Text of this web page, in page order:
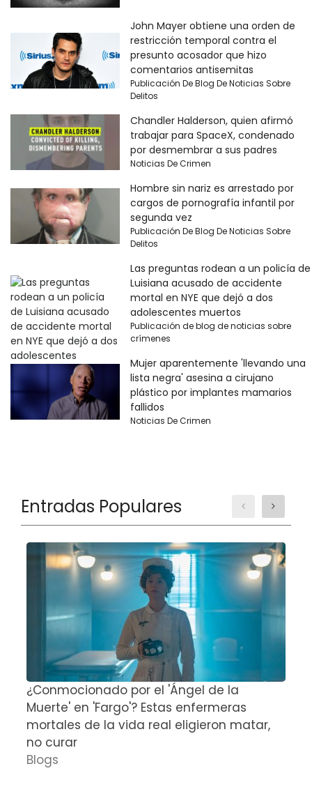
John Mayer obtiene una orden de
restricción temporal contra el
presunto acosador que hizo
comentarios antisemitas
Publicación De Blog De Noticias Sobre
Delitos
Chandler Halderson, quien afirmó
trabajar para SpaceX, condenado
por desmembrar a sus padres
Noticias De Crimen
Hombre sin nariz es arrestado por
cargos de pornografía infantil por
segunda vez
Publicación De Blog De Noticias Sobre
Delitos
Las preguntas rodean a un policía de
Luisiana acusado de accidente
mortal en NYE que dejó a dos
adolescentes muertos
Publicación de blog de noticias sobre
crímenes
Mujer aparentemente 'llevando una
lista negra' asesina a cirujano
plástico por implantes mamarios
fallidos
Noticias De Crimen
Entradas Populares
¿Conmocionado por el 'Ángel de la
Muerte' en 'Fargo'? Estas enfermeras
mortales de la vida real eligieron matar,
no curar
Blogs